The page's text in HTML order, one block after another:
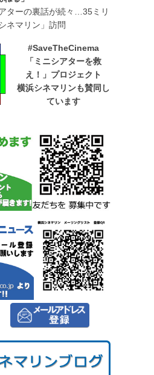
ターの裏話が続々…35ミリ
ネマリン」訪問
#SaveTheCinema
「ミニシアターを救
え！」プロジェクト
横浜シネマリンも賛同し
ています